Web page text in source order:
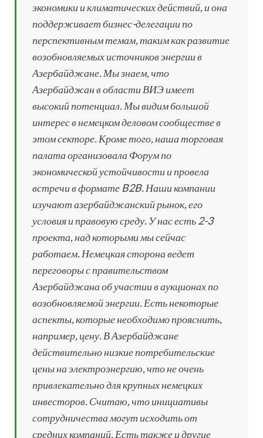
экономики и климатических действий, и она
поддерживает бизнес-делегации по
перспективным темам, таким как развитие
возобновляемых источников энергии в
Азербайджане. Мы знаем, что
Азербайджан в области ВИЭ имеет
высокий потенциал. Мы видим большой
интерес в немецком деловом сообществе в
этом секторе. Кроме того, наша торговая
палата организовала Форум по
экономической устойчивости и провела
встречи в формате B2B. Наши компании
изучают азербайджанский рынок, его
условия и правовую среду. У нас есть 2-3
проекта, над которыми мы сейчас
работаем. Немецкая сторона ведет
переговоры с правительством
Азербайджана об участии в аукционах по
возобновляемой энергии. Есть некоторые
аспекты, которые необходимо прояснить,
например, цену. В Азербайджане
действительно низкие потребительские
цены на электроэнергию, что не очень
привлекательно для крупных немецких
инвесторов. Считаю, что инициативы
сотрудничества могут исходить от
средних компаний. Есть также и другие